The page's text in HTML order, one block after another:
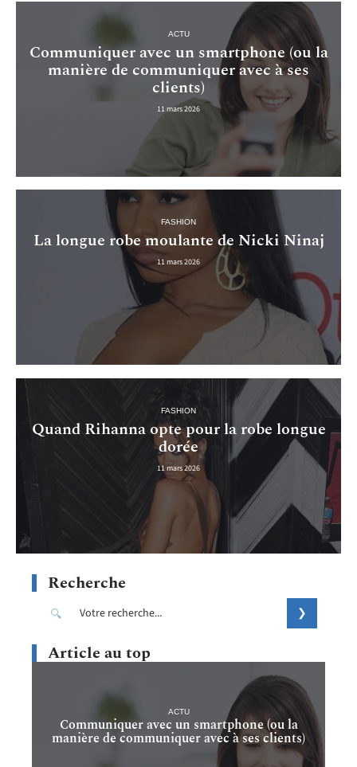
ACTU
Communiquer avec un smartphone (ou la
manière de communiquer avec à ses
clients)
11 mars 2026
FASHION
La longue robe moulante de Nicki Ninaj
11 mars 2026
FASHION
Quand Rihanna opte pour la robe longue
dorée
11 mars 2026
Recherche
Article au top
ACTU
Communiquer avec un smartphone (ou la
manière de communiquer avec à ses clients)